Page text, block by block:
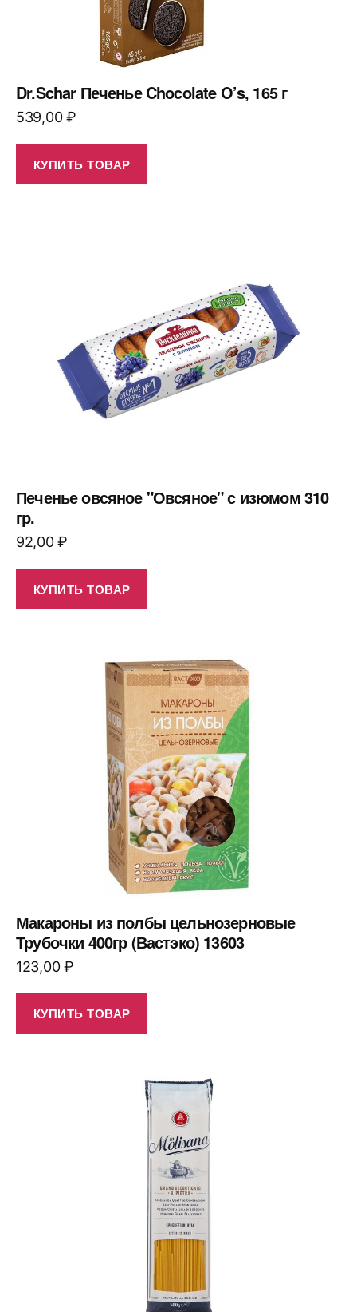
Dr.Schar Печенье Chocolate O’s, 165 г
539,00₽
КУПИТЬ ТОВАР
Печенье овсяное "Овсяное" с изюмом 310
гр.
92,00₽
КУПИТЬ ТОВАР
Макароны из полбы цельнозерновые
Трубочки 400гр (Вастэко) 13603
123,00₽
КУПИТЬ ТОВАР